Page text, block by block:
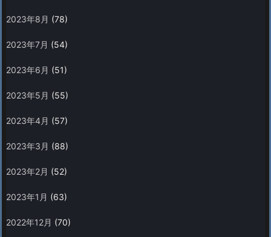
2023年8月 (78)
2023年7月 (54)
2023年6月 (51)
2023年5月 (55)
2023年4月 (57)
2023年3月 (88)
2023年2月 (52)
2023年1月 (63)
2022年12月 (70)